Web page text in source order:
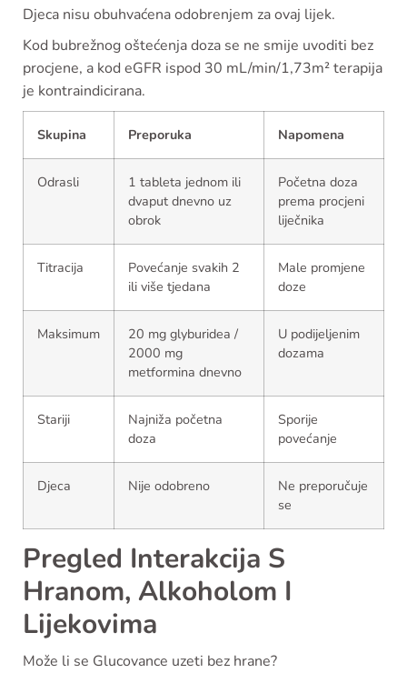
Djeca nisu obuhvaćena odobrenjem za ovaj lijek.
Kod bubrežnog oštećenja doza se ne smije uvoditi bez
procjene, a kod eGFR ispod 30 mL/min/1,73m² terapija
je kontraindicirana.
Skupina Preporuka Napomena
Odrasli
1 tableta jednom ili
dvaput dnevno uz
obrok
Početna doza
prema procjeni
liječnika
Titracija
Povećanje svakih 2
ili više tjedana
Male promjene
doze
Maksimum
20 mg glyburidea /
2000 mg
metformina dnevno
U podijeljenim
dozama
Stariji
Najniža početna
doza
Sporije
povećanje
Djeca Nije odobreno
Ne preporučuje
se
Pregled Interakcija S
Hranom, Alkoholom I
Lijekovima
Može li se Glucovance uzeti bez hrane?